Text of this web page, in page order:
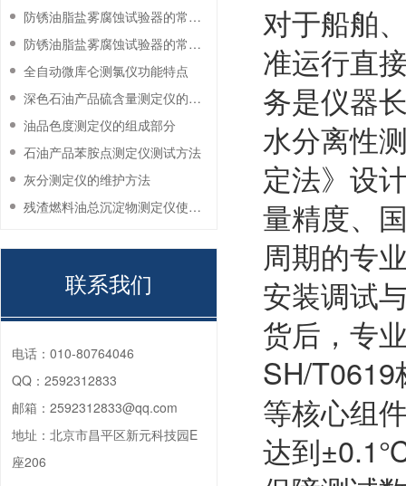
对于船舶
准运行直
务是仪器
水分离性
定法》设
量精度、
周期的专
安装调试
货后，专
SH/T0619
等核心组
达到
防锈油脂盐雾腐蚀试验器的常见故障与解决方法
防锈油脂盐雾腐蚀试验器的常见故障与解决方法
全自动微库仑测氯仪功能特点
深色石油产品硫含量测定仪的工作环境要求
油品色度测定仪的组成部分
石油产品苯胺点测定仪测试方法
灰分测定仪的维护方法
残渣燃料油总沉淀物测定仪使用注意事项
联系我们
电话： 010-80764046
QQ： 2592312833
邮箱： 2592312833@qq.com
地址： 北京市昌平区新元科技园E
座206